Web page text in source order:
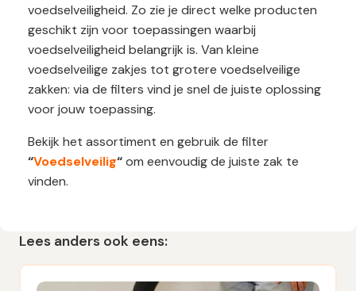
voedselveiligheid. Zo zie je direct welke producten
geschikt zijn voor toepassingen waarbij
voedselveiligheid belangrijk is. Van kleine
voedselveilige zakjes tot grotere voedselveilige
zakken: via de filters vind je snel de juiste oplossing
voor jouw toepassing.
Bekijk het assortiment en gebruik de filter
“Voedselveilig“om eenvoudig de juiste zak te
vinden.
Lees anders ook eens: